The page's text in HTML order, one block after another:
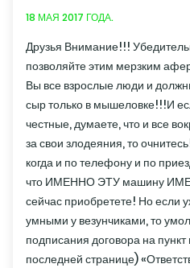
18 МАЯ 2017 ГОДА.
Друзья Внимание!!!
позволяйте этим мерзким
Вы все взрослые люди и
сыр только в мышеловке!!!И
честные, думаете, что и все
за свои злодеяния, то
когда и по телефону и по
что ИМЕННО ЭТУ машину
сейчас приобретете! Но если
умными у везунчиками, то
подписания договора на
последней странице)